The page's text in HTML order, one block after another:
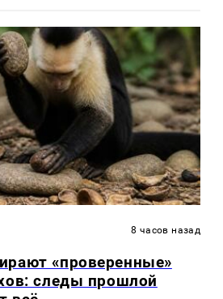
8 часов назад
«проверенные»
следы прошлой